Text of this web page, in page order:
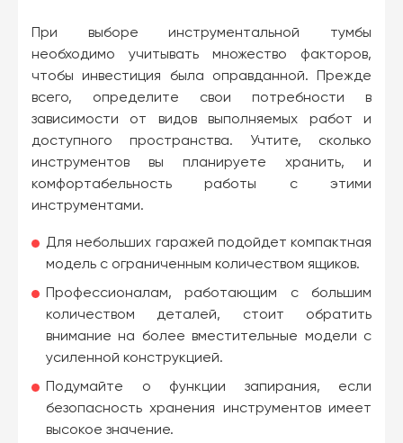
При выборе инструментальной тумбы
необходимо учитывать множество факторов,
чтобы инвестиция была оправданной. Прежде
всего, определите свои потребности в
зависимости от видов выполняемых работ и
доступного пространства. Учтите, сколько
инструментов вы планируете хранить, и
комфортабельность работы с этими
инструментами.
Для небольших гаражей подойдет компактная
модель с ограниченным количеством ящиков.
Профессионалам, работающим с большим
количеством деталей, стоит обратить
внимание на более вместительные модели с
усиленной конструкцией.
Подумайте о функции запирания, если
безопасность хранения инструментов имеет
высокое значение.